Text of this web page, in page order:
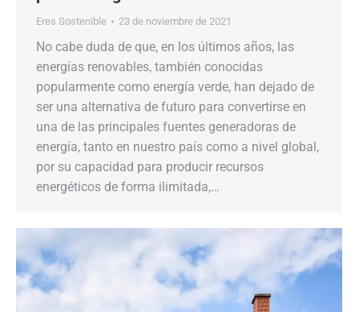
Eres Sostenible 23 de noviembre de 2021
No cabe duda de que, en los últimos años, las
energías renovables, también conocidas
popularmente como energía verde, han dejado de
ser una alternativa de futuro para convertirse en
una de las principales fuentes generadoras de
energía, tanto en nuestro país como a nivel global,
por su capacidad para producir recursos
energéticos de forma ilimitada,…